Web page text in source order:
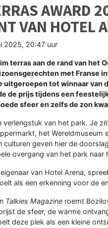
AWARD
VAN HOTEL
2025, 20:47 uur
terras aan de rand van
met Franse
uitgeroepen tot winnaar van
de prijs tijdens een
sfeer en zelfs de zon
verlengstuk van het park. Je
het Wereldmuseum
culturen geven hier de
overgang van het park
van Hotel Arena,
als een erkenning voor de
Talkies Magazine roemt
de sfeer, de warme
deze plek als een kleine